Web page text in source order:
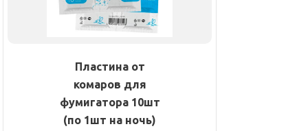
Пластина от
комаров для
фумигатора 10шт
(по 1шт на ночь)